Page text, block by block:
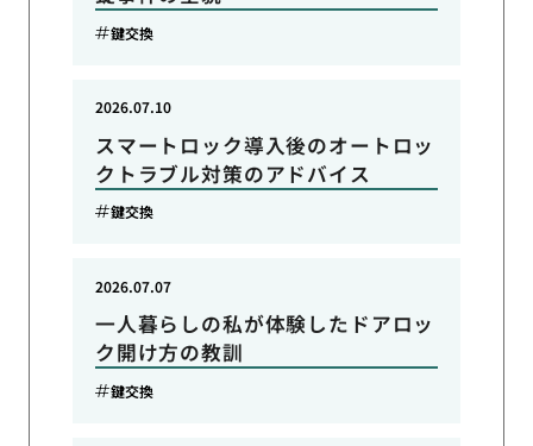
鍵交換
スマートロック導入後のオートロッ
クトラブル対策のアドバイス
2026.07.10
鍵交換
一人暮らしの私が体験したドアロッ
ク開け方の教訓
2026.07.07
鍵交換